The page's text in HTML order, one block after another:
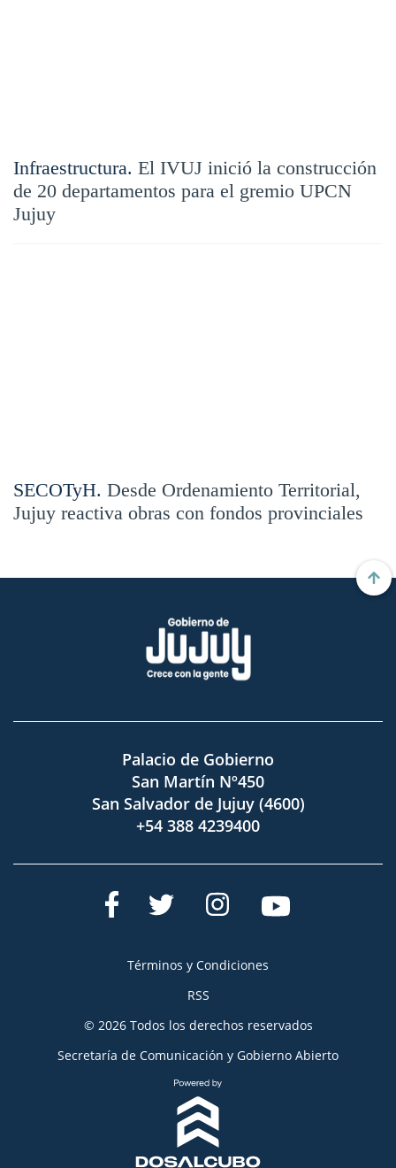
Infraestructura. El IVUJ inició la construcción
de 20 departamentos para el gremio UPCN
Jujuy
SECOTyH. Desde Ordenamiento Territorial,
Jujuy reactiva obras con fondos provinciales
Palacio de Gobierno
San Martín Nº450
San Salvador de Jujuy (4600)
+54 388 4239400
Términos y Condiciones
RSS
© 2026 Todos los derechos reservados
Secretaría de Comunicación y Gobierno Abierto